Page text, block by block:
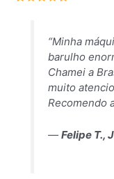
“Minha
barulho
Chamei a
muito
Recomendo
— Felipe T.,